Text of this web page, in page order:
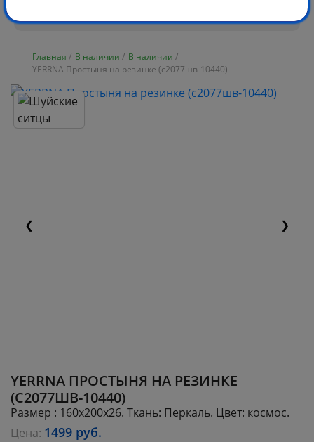
Главная / В наличии / В наличии /
YERRNA Простыня на резинке (с2077шв-10440)
❮ ❯
YERRNA ПРОСТЫНЯ НА РЕЗИНКЕ
(С2077ШВ-10440)
Размер : 160х200х26. Ткань: Перкаль. Цвет: космос.
Цена: 1499 руб.